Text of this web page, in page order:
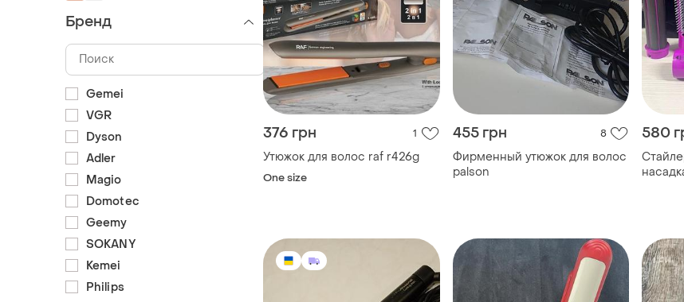
376 грн 1
Утюжок для волос raf r426g
One size
455 грн 8
Фирменный утюжок для волос
palson
580
Бренд
Gemei
VGR
Dyson
Adler
Magio
Domotec
Geemy
SOKANY
Kemei
Philips